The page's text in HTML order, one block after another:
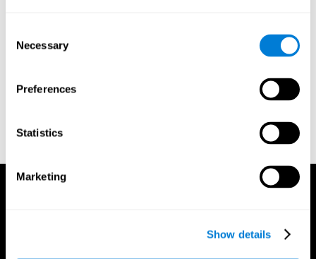
Selection
Necessary
Preferences
Statistics
Marketing
Show details
Robertson, I. H., Manly, T., Andrade, J., Baddeley, B., & Yiend,
J. (1997). `Oops!’: Performance correlates of everyday
subjects. Neuropsychologia, 35(6), 747-758.
https://doi.org/10.1016/s0028-3932(97)00015-8
theory of attention. CognitivePsychology , 12 (1), 97-136.
https://doi.org/10.1016/0010-0285(80)90005-5